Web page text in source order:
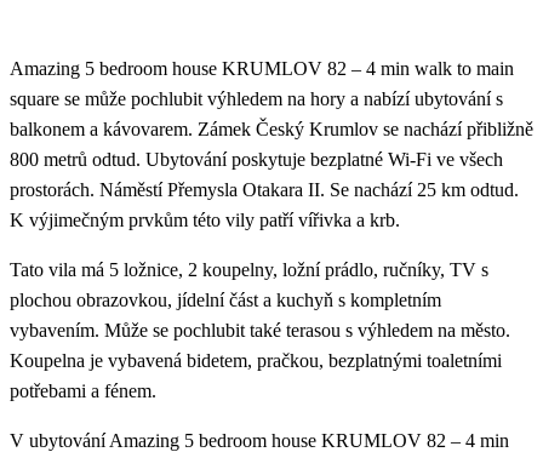
Amazing 5 bedroom house KRUMLOV 82 – 4 min walk to main
square se může pochlubit výhledem na hory a nabízí ubytování s
balkonem a kávovarem. Zámek Český Krumlov se nachází přibližně
800 metrů odtud. Ubytování poskytuje bezplatné Wi-Fi ve všech
prostorách. Náměstí Přemysla Otakara II. Se nachází 25 km odtud.
K výjimečným prvkům této vily patří vířivka a krb.
Tato vila má 5 ložnice, 2 koupelny, ložní prádlo, ručníky, TV s
plochou obrazovkou, jídelní část a kuchyň s kompletním
vybavením. Může se pochlubit také terasou s výhledem na město.
Koupelna je vybavená bidetem, pračkou, bezplatnými toaletními
potřebami a fénem.
V ubytování Amazing 5 bedroom house KRUMLOV 82 – 4 min